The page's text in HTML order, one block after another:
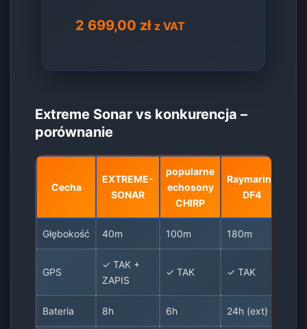
2 699,00 zł z VAT
Extreme Sonar vs konkurencja –
porównanie
Cecha
EXTREME-
SONAR
popularne
echosony
CHIRP
Raymarine
DF4
Głębokość 40m 100m 180m
GPS
✓ TAK +
ZAPIS
✓ TAK ✓ TAK
Bateria 8h 6h 24h (ext)